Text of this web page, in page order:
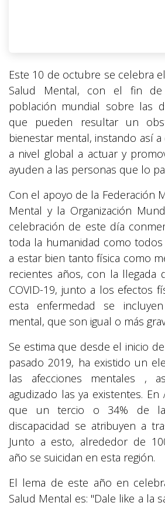
Este 10 de octubre se celebra
Salud Mental, con el fin de
población mundial sobre las
que pueden resultar un
bienestar mental, instando así
a nivel global a actuar y
ayuden a las personas que lo
Con el apoyo de la Federación
Mental y la Organización
celebración de este día
toda la humanidad como
a estar bien tanto física como
recientes años, con la llegada
COVID-19, junto a los efectos
esta enfermedad se
mental, que son igual o más
Se estima que desde el inicio
pasado 2019, ha existido un
las afecciones mentales ,
agudizado las ya existentes. En
que un tercio o 34% de
discapacidad se atribuyen a
Junto a esto, alrededor de
año se suicidan en esta región.
El lema de este año en
Salud Mental es: "Dale like a la